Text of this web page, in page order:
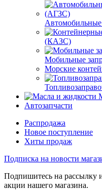
(КАЗС)
Мобильные
Морские
Автозапчасти
Распродажа
Новое поступление
Хиты продаж
Подписка на новости
Подпишитесь на рассылку
акции нашего магазина.